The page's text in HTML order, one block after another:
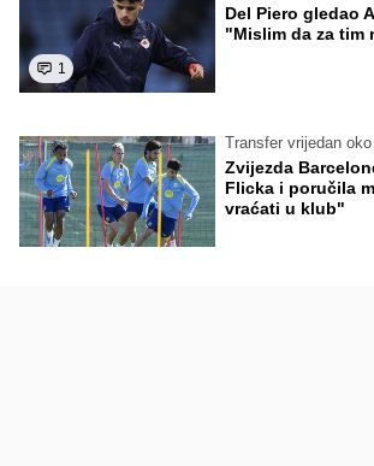
1
Del Piero gledao
"Mislim da za tim
Transfer vrijedan
Zvijezda
Flicka i poručila
vraćati u klub"